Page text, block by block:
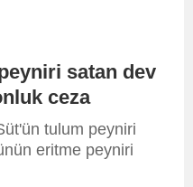
satan dev
ceza
tulum peyniri
eritme peyniri